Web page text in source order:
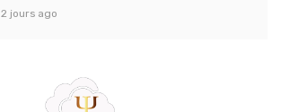
2 jours ago